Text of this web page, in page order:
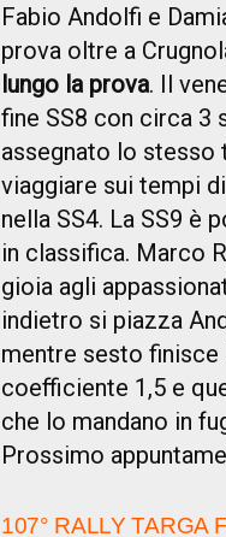
Fabio Andolfi e
prova oltre a
lungo la prova. Il
fine SS8 con circa 3
assegnato lo stesso
viaggiare sui tempi
nella SS4. La SS9 è
in classifica. Marco
gioia agli
indietro si piazza
mentre sesto finisce
coefficiente 1,5 e
che lo mandano in
Prossimo
107° RALLY TARGA